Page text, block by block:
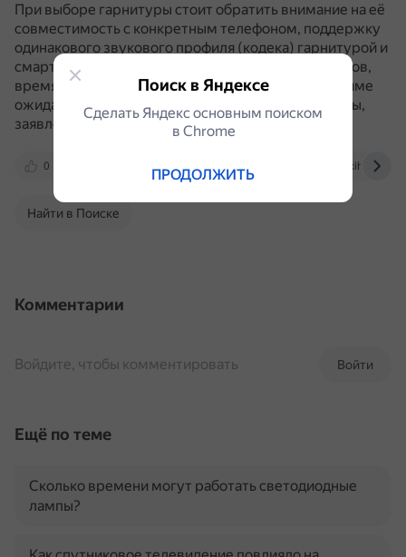
При выборе гарнитуры стоит обратить внимание на её
совместимость с конкретным телефоном, поддержку
одинакового звукового профиля (кодека) гарнитурой и
смартфоном, наличие дополнительных аксессуаров,
время автономной работы без подзарядки в режиме
ожидания и разговора, гарантийный и срок службы,
заявленные производителем.
0 vc.ru irecommend.ru ru.wikihow.com
Найти в Поиске
Комментарии
Войти
Войдите, чтобы комментировать
Ещё по теме
Сколько времени могут работать светодиодные
лампы?
Поиск в Яндексе
Сделать Яндекс основным поиском
в Сhrome
ПРОДОЛЖИТЬ